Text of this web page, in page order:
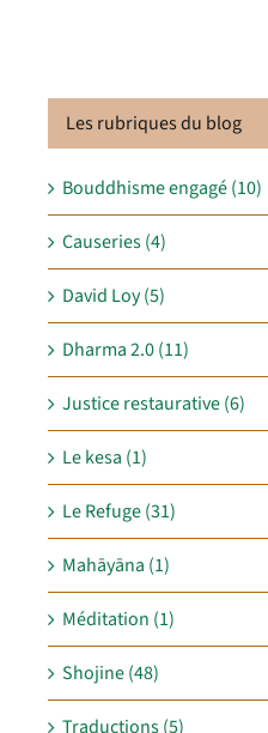
Les rubriques du blog
Bouddhisme engagé (10)
Causeries (4)
David Loy (5)
Dharma 2.0 (11)
Justice restaurative (6)
Le kesa (1)
Le Refuge (31)
Mahāyāna (1)
Méditation (1)
Shojine (48)
Traductions (5)